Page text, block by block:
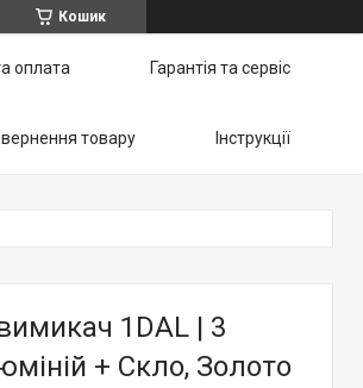
Кошик
оплата Гарантія та сервіс
товару Інструкції
1DAL | 3
+ Скло, Золото